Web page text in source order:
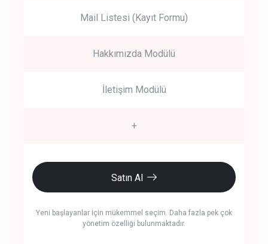
Mail Listesi (Kayıt Formu)
Hakkımızda Modülü
İletişim Modülü
+
Satın Al
Yeni başlayanlar için mükemmel seçim. Daha fazla pek çok
yönetim özelliği bulunmaktadır.